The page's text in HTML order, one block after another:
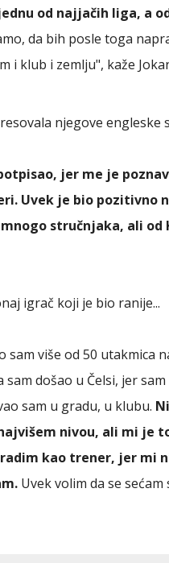
od najjačih liga, a
da bih posle toga
i klub i zemlju", kaže
njegove engleske
jer me je
Uvek je bio pozitivno
stručnjaka, ali od
igrač koji je bio ranije...
sam više od 50 utakmica
došao u Čelsi, jer sam
sam u gradu, u klubu.
nivou, ali mi je
kao trener, jer mi
Uvek volim da se sećam